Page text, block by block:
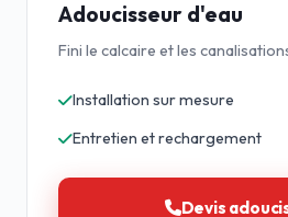
Adoucisseur d'eau
Fini le calcaire et les
Installation sur mesure
Entretien et rechargement
Devis